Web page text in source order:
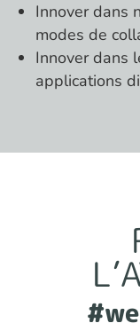
Innover dans
modes de
Innover dans
applications